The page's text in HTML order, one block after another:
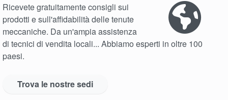
Ricevete gratuitamente consigli sui
prodotti e sull'affidabilità delle tenute
meccaniche. Da un'ampia assistenza
di tecnici di vendita locali... Abbiamo esperti in oltre 100
paesi.
Trova le nostre sedi